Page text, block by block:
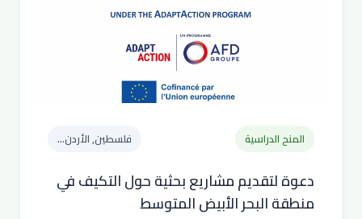
المنح الدراسية فلسطين, الأردن...
دعوة لتقديم مشاريع بحثية حول التكيف في
منطقة البحر الأبيض المتوسط